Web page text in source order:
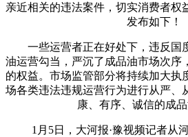
亲近相关的违法案件，切实消费者权
发布如下！
一些运营者正在好处下，违反国
油运营勾当，严沉了成品油市场次序
的权益。市场监管部分将持续加大执
场各类违法违规运营行为进行从严、
康、有序、诚信的成品
1月5日，大河报·豫视频记者从河